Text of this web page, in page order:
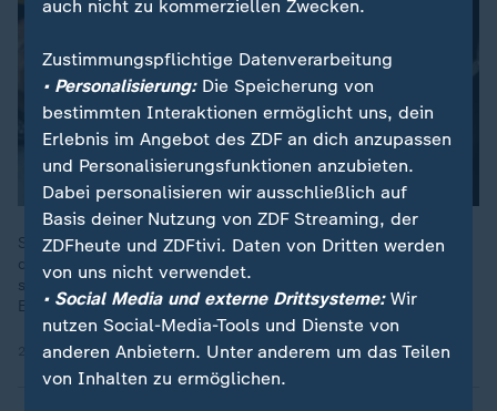
Sie gehören zu den reichsten Männern der Welt. Seit Trump an
der Macht ist, sitzen die Chefs der großen US-Tech-Konzerne
sozusagen direkt im Weißen Haus - und bedrohen damit auch
Europa.
20.05.2025 | 9:02 min
auch nicht zu kommerziellen Zwecken.
Zustimmungspflichtige Datenverarbeitung
• Personalisierung:Die Speicherung von
bestimmten Interaktionen ermöglicht uns, dein
Erlebnis im Angebot des ZDF an dich anzupassen
und Personalisierungsfunktionen anzubieten.
Dabei personalisieren wir ausschließlich auf
Basis deiner Nutzung von ZDF Streaming, der
ZDFheute und ZDFtivi. Daten von Dritten werden
von uns nicht verwendet.
• Social Media und externe Drittsysteme:Wir
nutzen Social-Media-Tools und Dienste von
anderen Anbietern. Unter anderem um das Teilen
von Inhalten zu ermöglichen.